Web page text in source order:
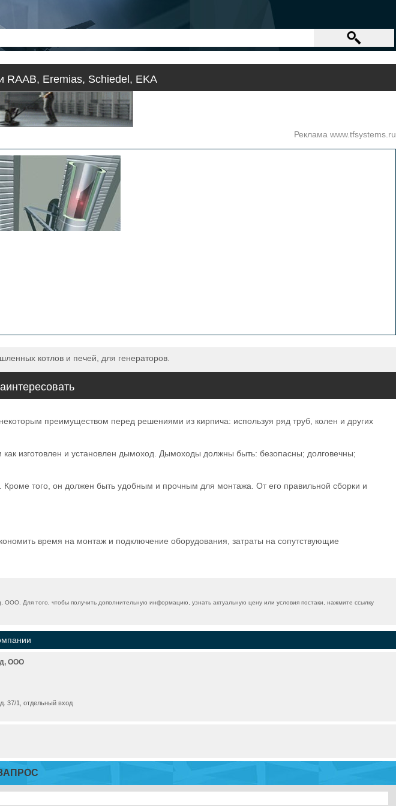
Eremias, Schiedel, EKA
Реклама www.tfsystems.ru
котлов и печей, для генераторов.
преимуществом перед решениями из кирпича: используя ряд труб, колен и других
изготовлен и установлен дымоход. Дымоходы должны быть: безопасны; долговечны;
того, он должен быть удобным и прочным для монтажа. От его правильной сборки и
время на монтаж и подключение оборудования, затраты на сопутствующие
ООО. Для того, чтобы получить дополнительную информацию, узнать актуальную цену или условия постаки, нажмите ссылку
ООО
37/1, отдельный вход